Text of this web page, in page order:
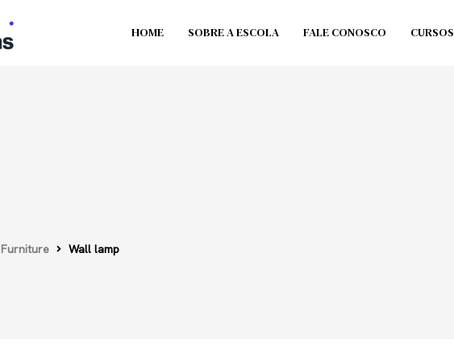
HOME SOBRE A ESCOLA FALE CONOSCO CURSOS
Furniture Wall lamp